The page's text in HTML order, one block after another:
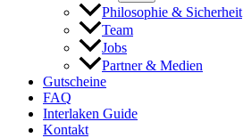
Philosophie & Sicherheit
Team
Jobs
Partner & Medien
Gutscheine
FAQ
Interlaken Guide
Kontakt